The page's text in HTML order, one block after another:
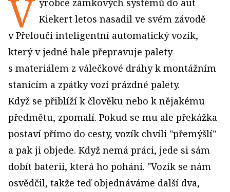
V ýrobce zámkových systémů do aut
Kiekert letos nasadil ve svém závodě
v Přelouči inteligentní automatický vozík,
který v jedné hale přepravuje palety
s materiálem z válečkové dráhy k montážním
stanicím a zpátky vozí prázdné palety.
Když se přiblíží k člověku nebo k nějakému
předmětu, zpomalí. Pokud se mu ale překážka
postaví přímo do cesty, vozík chvíli "přemýšlí"
a pak ji objede. Když nemá práci, jede si sám
dobít baterii, která ho pohání. "Vozík se nám
osvědčil, takže teď objednáváme další dva,